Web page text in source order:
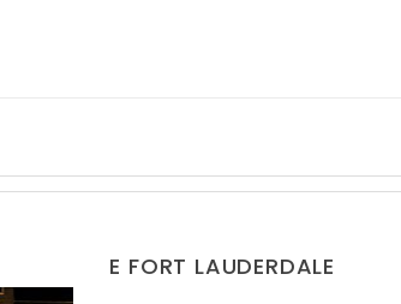
E FORT LAUDERDALE